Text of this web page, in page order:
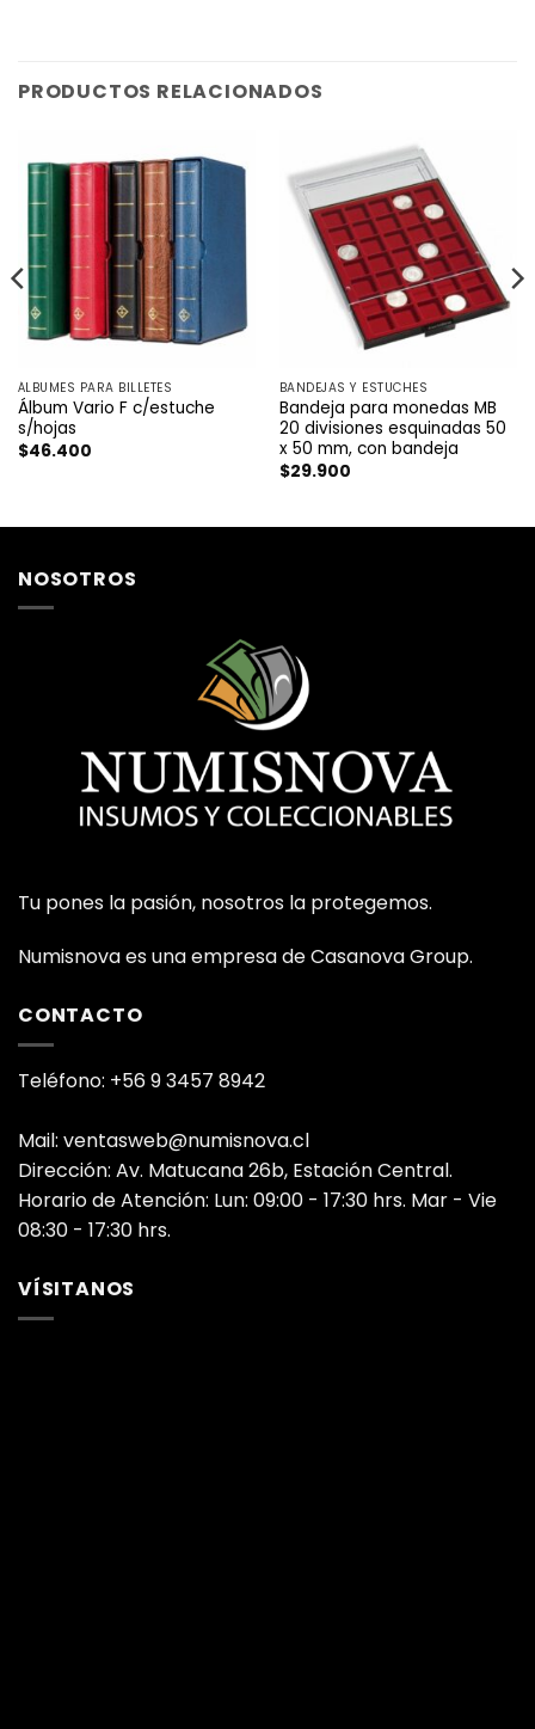
PRODUCTOS RELACIONADOS
ÁLBUMES PARA BILLETES
Álbum Vario F c/estuche
s/hojas
$46.400
BANDEJAS Y ESTUCHES
Bandeja para monedas MB
20 divisiones esquinadas 50
x 50 mm, con bandeja
$29.900
NOSOTROS
Tu pones la pasión, nosotros la protegemos.
Numisnova es una empresa de Casanova Group.
CONTACTO
Teléfono: +56 9 3457 8942
Mail: ventasweb@numisnova.cl
Dirección: Av. Matucana 26b, Estación Central.
Horario de Atención: Lun: 09:00 - 17:30 hrs. Mar - Vie
08:30 - 17:30 hrs.
VÍSITANOS